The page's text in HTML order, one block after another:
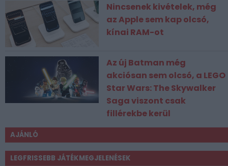
Nincsenek kivételek, még
az Apple sem kap olcsó,
kínai RAM-ot
Az új Batman még
akciósan sem olcsó, a LEGO
Star Wars: The Skywalker
Saga viszont csak
fillérekbe kerül
AJÁNLÓ
LEGFRISSEBB JÁTÉKMEGJELENÉSEK